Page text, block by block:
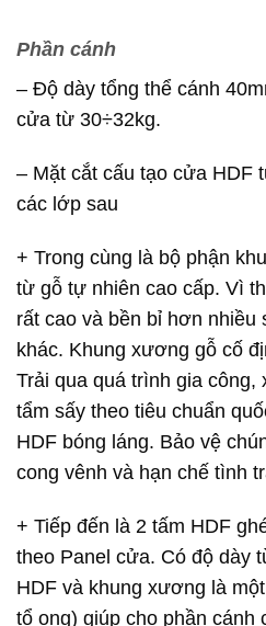
Phần cánh
– Độ dày tổng thể cánh
cửa từ 30÷32kg.
– Mặt cắt cấu tạo cửa HDF
các lớp sau
+ Trong cùng là bộ phận
từ gỗ tự nhiên cao cấp. Vì
rất cao và bền bỉ hơn
khác. Khung xương gỗ cố
Trải qua quá trình gia công,
tẩm sấy theo tiêu chuẩn
HDF bóng láng. Bảo vệ
cong vênh và hạn chế tình
+ Tiếp đến là 2 tấm HDF
theo Panel cửa. Có độ dày
HDF và khung xương là
tổ ong) giúp cho phần cánh